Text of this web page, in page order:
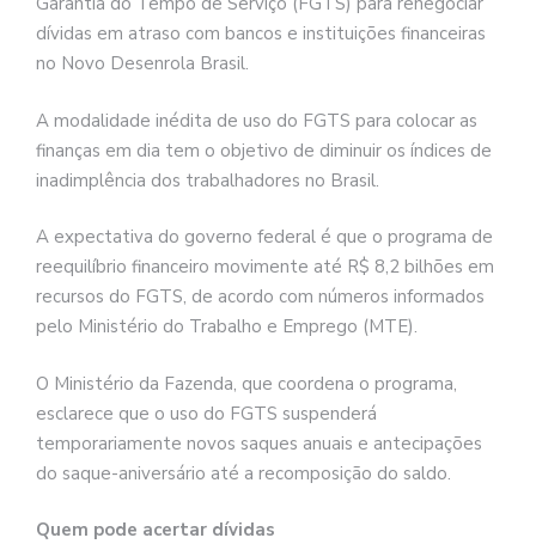
dívidas em atraso com bancos e instituições financeiras
no Novo Desenrola Brasil.
A modalidade inédita de uso do FGTS para colocar as
finanças em dia tem o objetivo de diminuir os índices de
inadimplência dos trabalhadores no Brasil.
A expectativa do governo federal é que o programa de
reequilíbrio financeiro movimente até R$ 8,2 bilhões em
recursos do FGTS, de acordo com números informados
pelo Ministério do Trabalho e Emprego (MTE).
O Ministério da Fazenda, que coordena o programa,
esclarece que o uso do FGTS suspenderá
temporariamente novos saques anuais e antecipações
do saque-aniversário até a recomposição do saldo.
Quem pode acertar dívidas